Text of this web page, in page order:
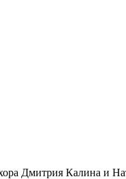
Дмитрия Калина и